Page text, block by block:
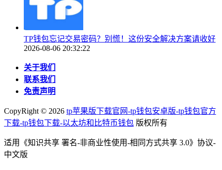
TP钱包忘记交易密码？别慌！这份安全解决方案请收好
2026-08-06 20:32:22
关于我们
联系我们
免责声明
CopyRight © 2026 tp苹果版下载官网-tp钱包安卓版-tp钱包官方
下载-tp钱包下载-以太坊和比特币钱包 版权所有
适用《知识共享 署名-非商业性使用-相同方式共享 3.0》协议-
中文版